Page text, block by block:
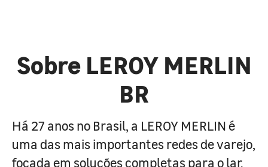
Sobre LEROY MERLIN
BR
Há 27 anos no Brasil, a LEROY MERLIN é
uma das mais importantes redes de varejo,
focada em soluções completas para o lar.